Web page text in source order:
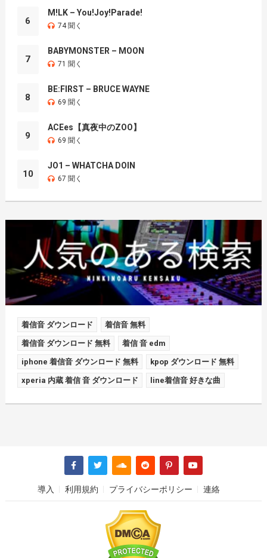
6
M!LK – You!Joy!Parade!
74 聞く
7
BABYMONSTER – MOON
71 聞く
8
BE:FIRST – BRUCE WAYNE
69 聞く
9
ACEes【真夜中のZOO】
69 聞く
10
JO1 – WHATCHA DOIN
67 聞く
着信音 ダウンロード 着信音 無料
着信音 ダウンロード 無料 着信 音 edm
iphone 着信音 ダウンロード 無料 kpop ダウンロード 無料
xperia 内蔵 着信 音 ダウンロード line着信音 好きな曲
導入 利用規約 プライバシーポリシー 連絡